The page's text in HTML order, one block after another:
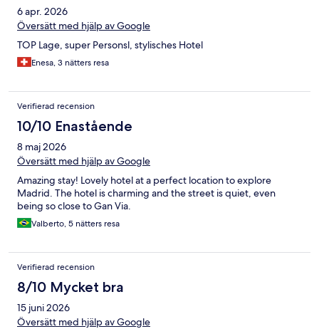
6 apr. 2026
Översätt med hjälp av Google
TOP Lage, super Personsl, stylisches Hotel
Enesa, 3 nätters resa
Verifierad recension
10/10 Enastående
8 maj 2026
Översätt med hjälp av Google
Amazing stay! Lovely hotel at a perfect location to explore
Madrid. The hotel is charming and the street is quiet, even
being so close to Gan Via.
Valberto, 5 nätters resa
Verifierad recension
8/10 Mycket bra
15 juni 2026
Översätt med hjälp av Google